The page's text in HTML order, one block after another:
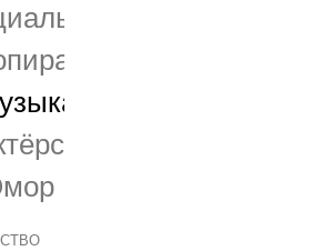
реклама и
и звуковое
(дикторская)